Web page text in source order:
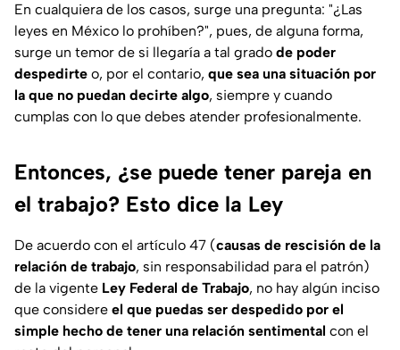
En cualquiera de los casos, surge una pregunta: "¿Las
leyes en México lo prohíben?", pues, de alguna forma,
surge un temor de si llegaría a tal grado de poder
despedirte o, por el contario, que sea una situación por
la que no puedan decirte algo, siempre y cuando
cumplas con lo que debes atender profesionalmente.
Entonces, ¿se puede tener pareja en
el trabajo? Esto dice la Ley
De acuerdo con el artículo 47 (causas de rescisión de la
relación de trabajo, sin responsabilidad para el patrón)
de la vigente Ley Federal de Trabajo, no hay algún inciso
que considere el que puedas ser despedido por el
simple hecho de tener una relación sentimental con el